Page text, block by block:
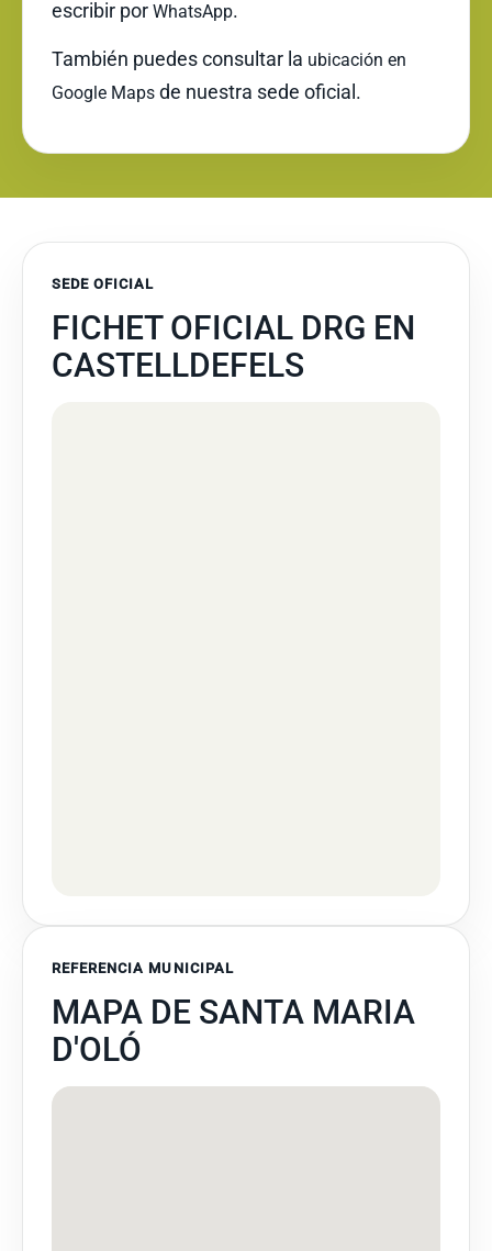
escribir por WhatsApp.
También puedes consultar la ubicación en
Google Maps de nuestra sede oficial.
SEDE OFICIAL
FICHET OFICIAL DRG EN
CASTELLDEFELS
REFERENCIA MUNICIPAL
MAPA DE SANTA MARIA
D'OLÓ